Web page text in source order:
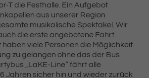
T die Festhalle. Ein Aufgebot
aus unserer Region
musikalische Spektakel. Wir
die erste angebotene Fahrt
viele Personen die Möglichkeit
zu gelangen ohne das der Bus
„LaKE-Line“ fährt alle
Jahren sicher hin und wieder zurück